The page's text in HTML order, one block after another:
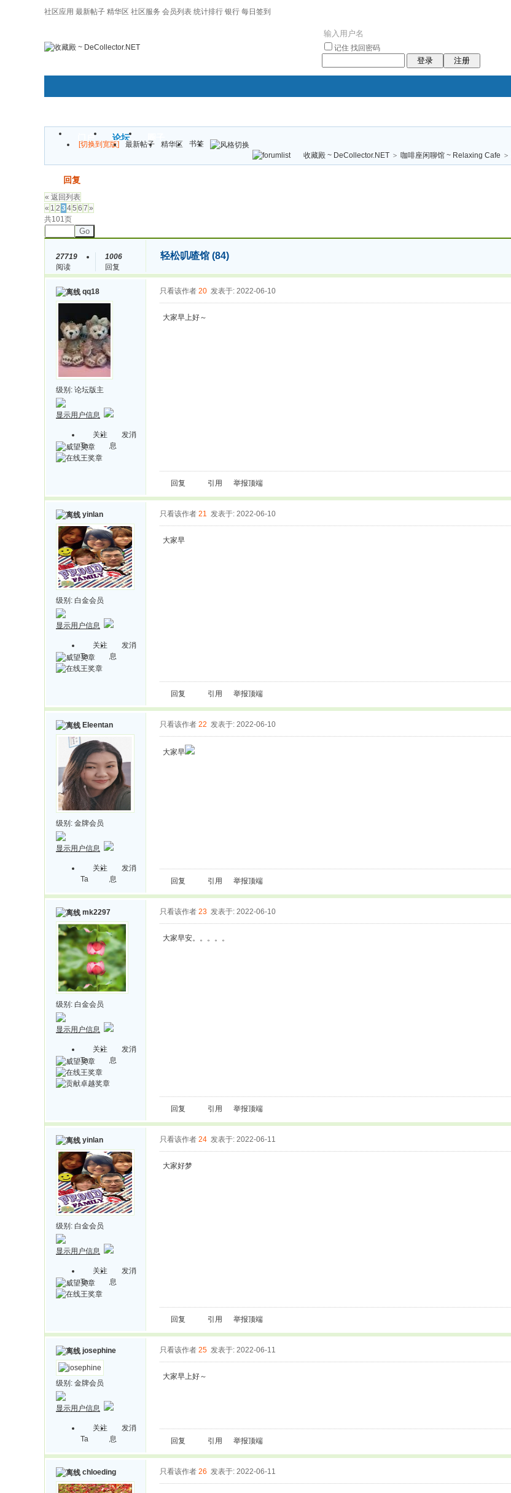
社区应用 最新帖子 精华区 社区服务 会员列表 统计排行 银行 每日签到
记住 找回密码
登录 注册
门户 论坛
褔
袠袠袥眩褦
[切换到宽版] 最新帖子 精华区
书签
收藏殿 ~ DeCollector.NET > 咖啡座闲聊馆 ~ Relaxing Cafe >
回复
« 返回列表
« 1 2 345 6 7 »
共101页
Go
27719
阅读
1006
回复
轻松叽喳馆 (84)
qq18
级别: 论坛版主
显示用户信息
关注
Ta
发消
息
只看该作者 20 发表于: 2022-06-10
大家早上好～
回复 引用 举报顶端
yinlan
级别: 白金会员
显示用户信息
关注
Ta
发消
息
只看该作者 21 发表于: 2022-06-10
大家早
回复 引用 举报顶端
Eleentan
级别: 金牌会员
显示用户信息
关注
Ta
发消
息
只看该作者 22 发表于: 2022-06-10
大家早
回复 引用 举报顶端
mk2297
级别: 白金会员
显示用户信息
关注
Ta
发消
息
只看该作者 23 发表于: 2022-06-10
大家早安。。。。。
回复 引用 举报顶端
yinlan
级别: 白金会员
显示用户信息
关注
Ta
发消
息
只看该作者 24 发表于: 2022-06-11
大家好梦
回复 引用 举报顶端
josephine
级别: 金牌会员
显示用户信息
关注
Ta
发消
息
只看该作者 25 发表于: 2022-06-11
大家早上好～
回复 引用 举报顶端
chloeding 只看该作者 26 发表于: 2022-06-11